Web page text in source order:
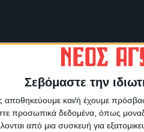
Σεβόμαστε την
αποθηκεύουμε και/ή έχουμε
προσωπικά δεδομένα, όπως
από μια συσκευή για